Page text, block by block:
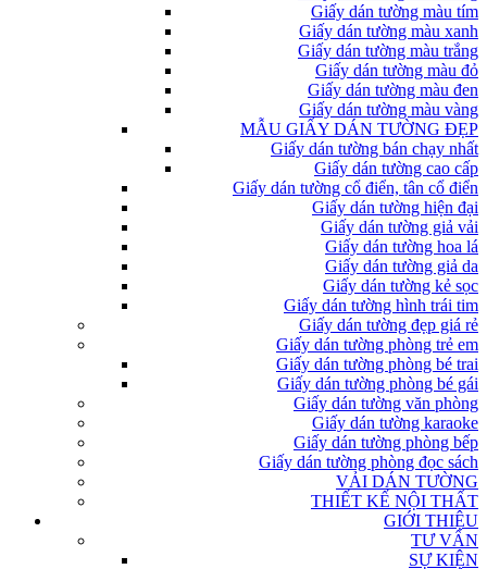
Giấy dán tường màu tím
Giấy dán tường màu xanh
Giấy dán tường màu trắng
Giấy dán tường màu đỏ
Giấy dán tường màu đen
Giấy dán tường màu vàng
MẪU GIẤY DÁN TƯỜNG ĐẸP
Giấy dán tường bán chạy nhất
Giấy dán tường cao cấp
Giấy dán tường cổ điển, tân cổ điển
Giấy dán tường hiện đại
Giấy dán tường giả vải
Giấy dán tường hoa lá
Giấy dán tường giả da
Giấy dán tường kẻ sọc
Giấy dán tường hình trái tim
Giấy dán tường đẹp giá rẻ
Giấy dán tường phòng trẻ em
Giấy dán tường phòng bé trai
Giấy dán tường phòng bé gái
Giấy dán tường văn phòng
Giấy dán tường karaoke
Giấy dán tường phòng bếp
Giấy dán tường phòng đọc sách
VẢI DÁN TƯỜNG
THIẾT KẾ NỘI THẤT
GIỚI THIỆU
TƯ VẤN
SỰ KIỆN